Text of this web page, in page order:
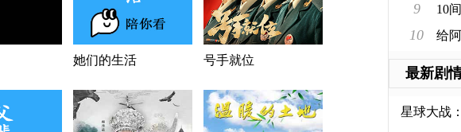
她们的生活 号手就位
9 10
10 给
最新剧
星球大战